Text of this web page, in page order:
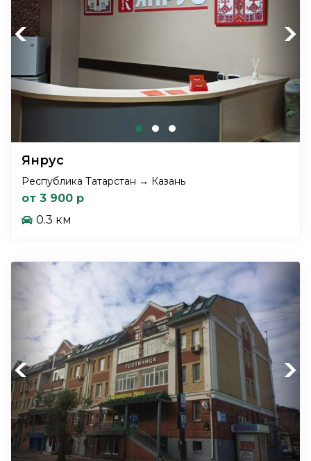
Previous Next
Янрус
Республика Татарстан → Казань
от 3 900 р
0.3 км
Previous Next